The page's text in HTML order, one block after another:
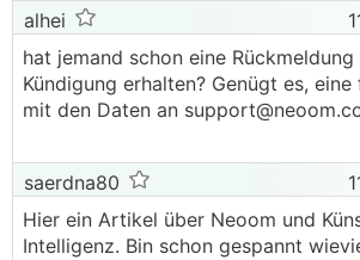
alhei
hat jemand schon eine
Kündigung erhalten? Genügt es,
mit den Daten an
saerdna80
Hier ein Artikel über Neoom und
Intelligenz. Bin schon gespannt